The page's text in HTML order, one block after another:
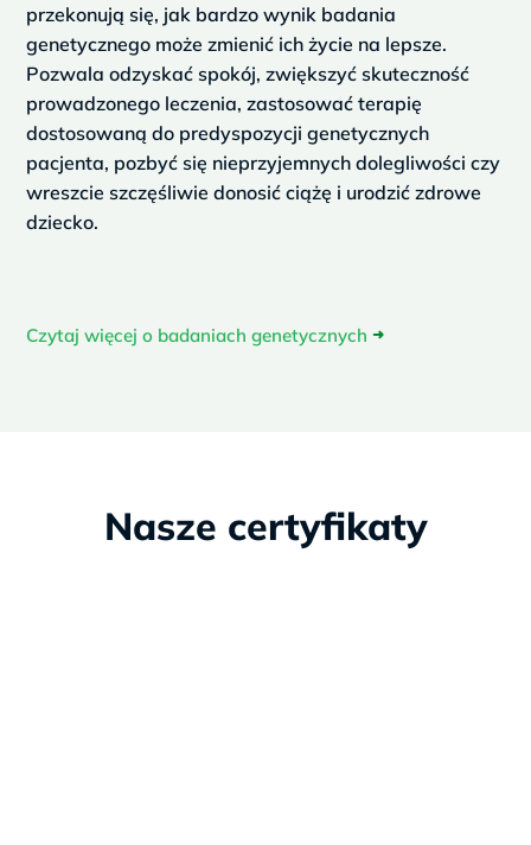
przekonują się, jak bardzo wynik badania
genetycznego może zmienić ich życie na lepsze.
Pozwala odzyskać spokój, zwiększyć skuteczność
prowadzonego leczenia, zastosować terapię
dostosowaną do predyspozycji genetycznych
pacjenta, pozbyć się nieprzyjemnych dolegliwości czy
wreszcie szczęśliwie donosić ciążę i urodzić zdrowe
dziecko.
Czytaj więcej o badaniach genetycznych ➜
Nasze certyfikaty